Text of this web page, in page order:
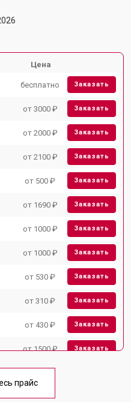
Цена
бесплатно Заказать
от 3000 ₽ Заказать
от 2000 ₽ Заказать
от 2100 ₽ Заказать
от 500 ₽ Заказать
от 1690 ₽ Заказать
от 1000 ₽ Заказать
от 1000 ₽ Заказать
от 530 ₽ Заказать
от 310 ₽ Заказать
от 430 ₽ Заказать
от 1500 ₽ Заказать
от 1000 ₽
прайс